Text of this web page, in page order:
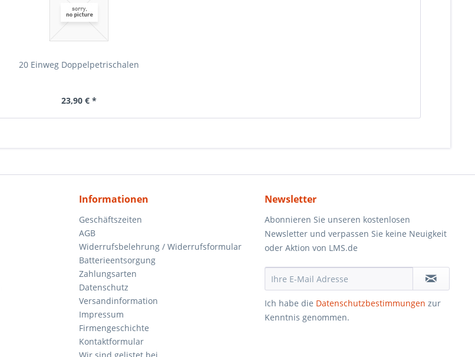
20 Einweg Doppelpetrischalen
23,90 € *
Informationen
Geschäftszeiten
AGB
Widerrufsbelehrung / Widerrufsformular
Batterieentsorgung
Zahlungsarten
Datenschutz
Versandinformation
Impressum
Firmengeschichte
Kontaktformular
Newsletter
Abonnieren Sie unseren kostenlosen
Newsletter und verpassen Sie keine Neuigkeit
oder Aktion von LMS.de
Ich habe die Datenschutzbestimmungen zur
Kenntnis genommen.